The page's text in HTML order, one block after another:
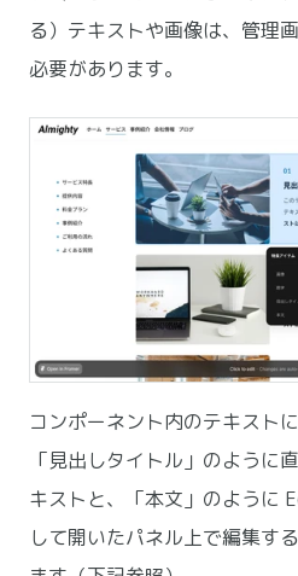
る）テキストや画像は、管理
必要があります。
コンポーネント内のテキスト
「見出しタイトル」のように
キストと、「本文」のように
して開いたパネル上で編集す